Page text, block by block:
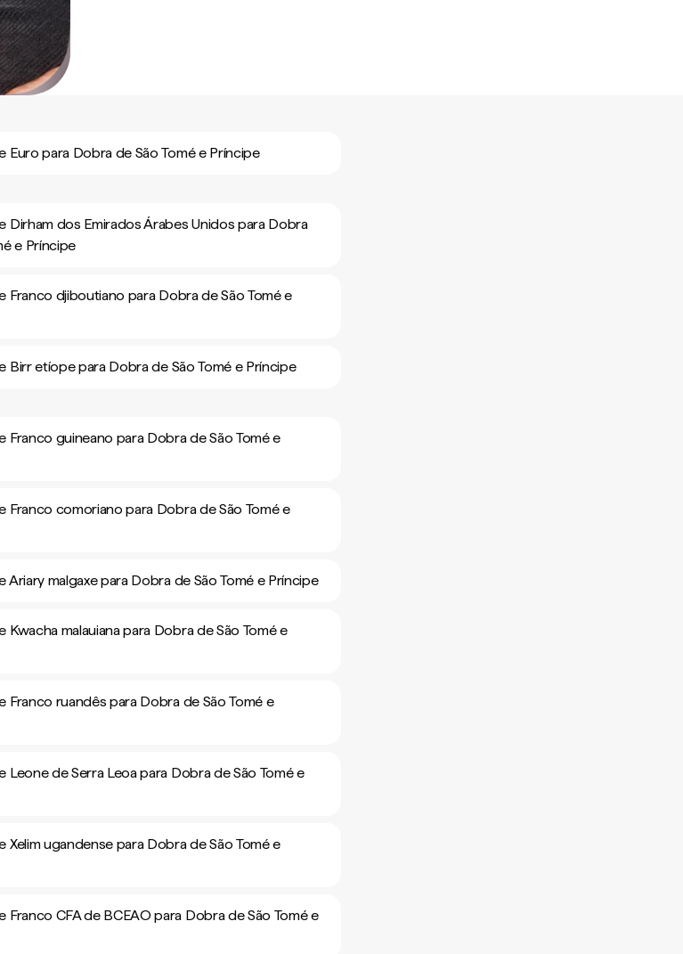
Euro para Dobra de São Tomé e Príncipe
Dirham dos Emirados Árabes Unidos para Dobra
e Príncipe
Franco djiboutiano para Dobra de São Tomé e
Birr etíope para Dobra de São Tomé e Príncipe
Franco guineano para Dobra de São Tomé e
Franco comoriano para Dobra de São Tomé e
Ariary malgaxe para Dobra de São Tomé e Príncipe
Kwacha malauiana para Dobra de São Tomé e
Franco ruandês para Dobra de São Tomé e
Leone de Serra Leoa para Dobra de São Tomé e
Xelim ugandense para Dobra de São Tomé e
Franco CFA de BCEAO para Dobra de São Tomé e